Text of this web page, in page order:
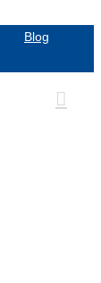
Blog